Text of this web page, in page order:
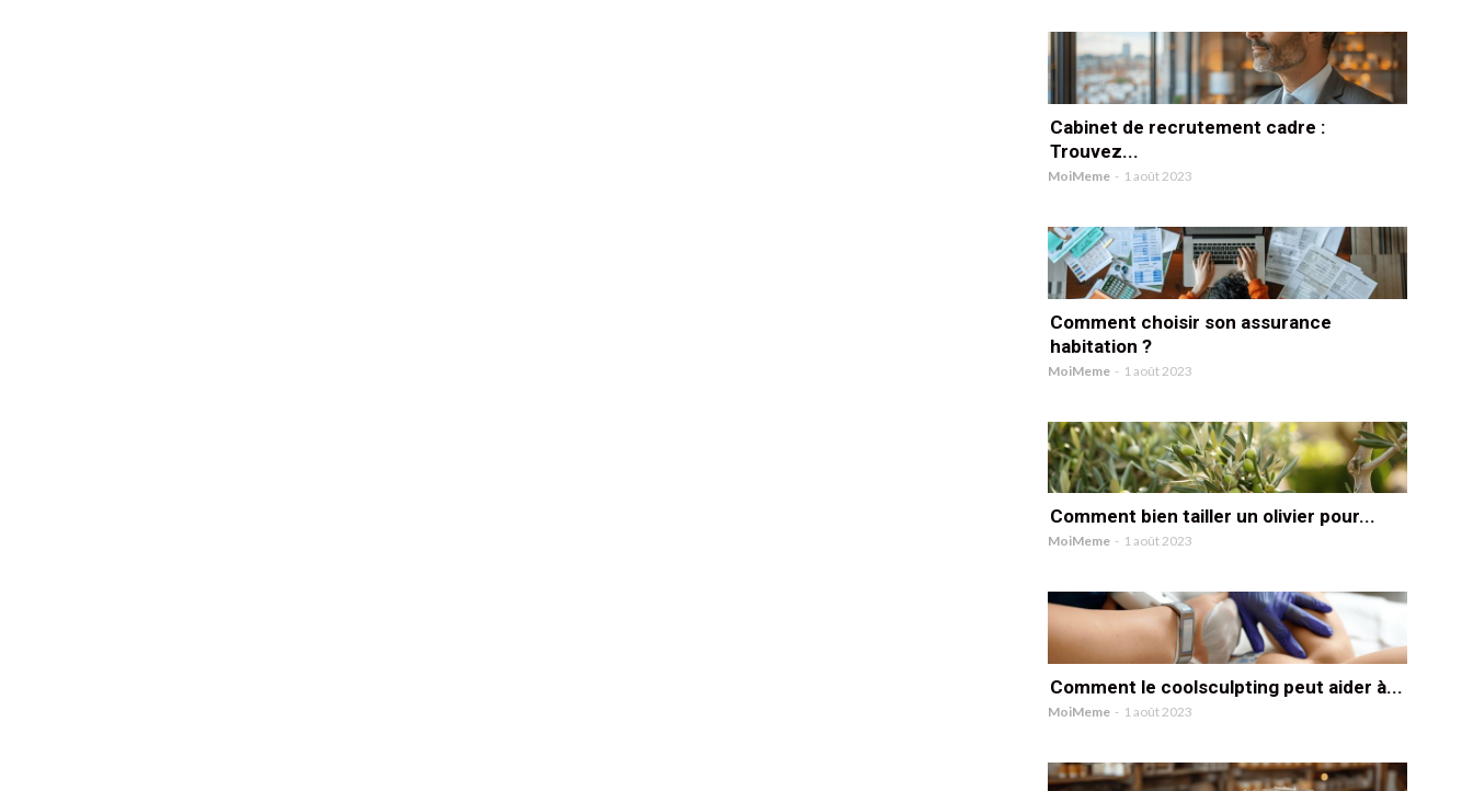
Cabinet de recrutement cadre :
Trouvez...
MoiMeme - 1 août 2023
Comment choisir son assurance
habitation ?
MoiMeme - 1 août 2023
Comment bien tailler un olivier pour...
MoiMeme - 1 août 2023
Comment le coolsculpting peut aider à...
MoiMeme - 1 août 2023